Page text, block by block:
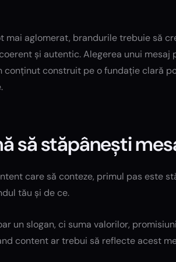
aglomerat, brandurile trebuie să
și autentic. Alegerea unui
conținut construit pe o fundație clară
să stăpânești
care să conteze, primul pas este
tău și de ce.
un slogan, ci suma valorilor,
content ar trebui să reflecte acest